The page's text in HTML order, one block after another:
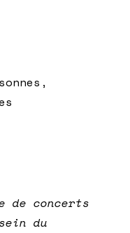
de concerts
du